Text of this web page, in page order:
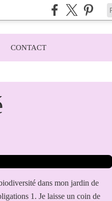
CONTACT
dans mon jardin de
1. Je laisse un coin de